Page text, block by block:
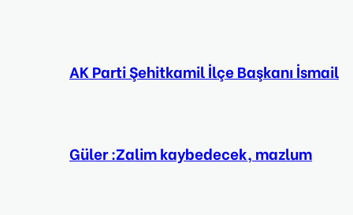
AK Parti Şehitkamil İlçe Başkanı İsmail
Güler :Zalim kaybedecek, mazlum